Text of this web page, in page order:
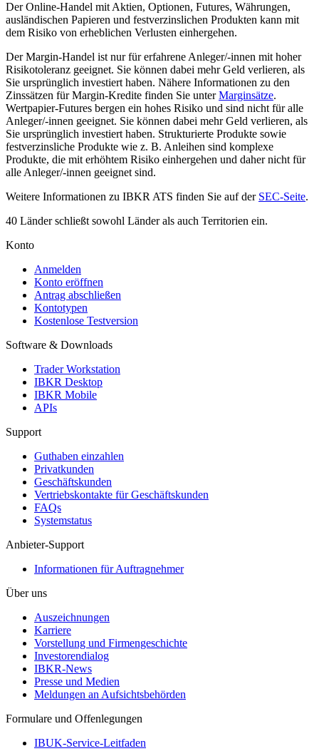
Der Online-Handel mit Aktien, Optionen, Futures, Währungen,
ausländischen Papieren und festverzinslichen Produkten kann mit
dem Risiko von erheblichen Verlusten einhergehen.
Der Margin-Handel ist nur für erfahrene Anleger/-innen mit hoher
Risikotoleranz geeignet. Sie können dabei mehr Geld verlieren, als
Sie ursprünglich investiert haben. Nähere Informationen zu den
Zinssätzen für Margin-Kredite finden Sie unterMarginsätze.
Wertpapier-Futures bergen ein hohes Risiko und sind nicht für alle
Anleger/-innen geeignet. Sie können dabei mehr Geld verlieren, als
Sie ursprünglich investiert haben. Strukturierte Produkte sowie
festverzinsliche Produkte wie z. B. Anleihen sind komplexe
Produkte, die mit erhöhtem Risiko einhergehen und daher nicht für
alle Anleger/-innen geeignet sind.
Weitere Informationen zu IBKR ATS finden Sie auf der SEC-Seite.
40 Länder schließt sowohl Länder als auch Territorien ein.
Konto
Anmelden
Konto eröffnen
Antrag abschließen
Kontotypen
Kostenlose Testversion
Software & Downloads
Trader Workstation
IBKR Desktop
IBKR Mobile
APIs
Support
Guthaben einzahlen
Privatkunden
Geschäftskunden
Vertriebskontakte für Geschäftskunden
FAQs
Systemstatus
Anbieter-Support
Informationen für Auftragnehmer
Über uns
Auszeichnungen
Karriere
Vorstellung und Firmengeschichte
Investorendialog
IBKR-News
Presse und Medien
Meldungen an Aufsichtsbehörden
Formulare und Offenlegungen
IBUK-Service-Leitfaden